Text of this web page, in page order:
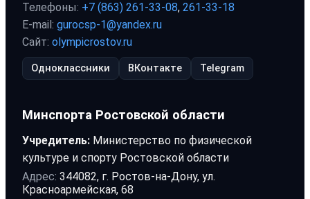
Телефоны: +7 (863) 261-33-08, 261-33-18
E-mail: gurocsp-1@yandex.ru
Сайт: olympicrostov.ru
Одноклассники ВКонтакте Telegram
Минспорта Ростовской области
Учредитель: Министерство по физической
культуре и спорту Ростовской области
Адрес: 344082, г. Ростов-на-Дону, ул.
Красноармейская, 68